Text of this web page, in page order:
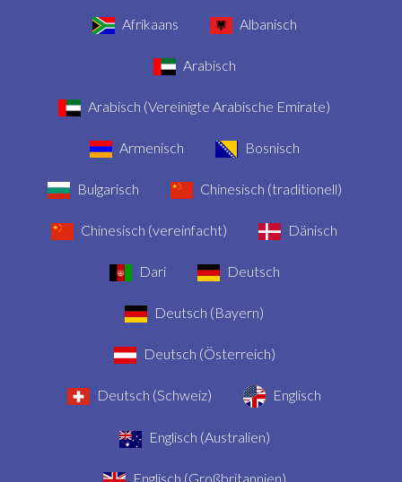
Afrikaans Albanisch
Arabisch
Arabisch (Vereinigte Arabische Emirate)
Armenisch Bosnisch
Bulgarisch Chinesisch (traditionell)
Chinesisch (vereinfacht) Dänisch
Dari Deutsch
Deutsch (Bayern)
Deutsch (Österreich)
Deutsch (Schweiz) Englisch
Englisch (Australien)
Englisch (Großbritannien)